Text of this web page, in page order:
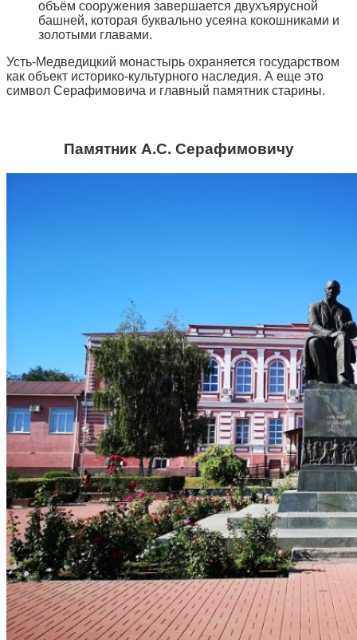
объём сооружения завершается двухъярусной
башней, которая буквально усеяна кокошниками и
золотыми главами.
Усть-Медведицкий монастырь охраняется государством
как объект историко-культурного наследия. А еще это
символ Серафимовича и главный памятник старины.
Памятник А.С. Серафимовичу